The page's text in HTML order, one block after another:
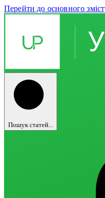
Перейти до основного
Пошук статей...